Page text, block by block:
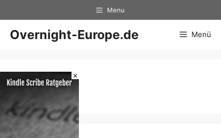
×
Inhalt
springen
Menu
Overnight-Europe.de Menü
450.